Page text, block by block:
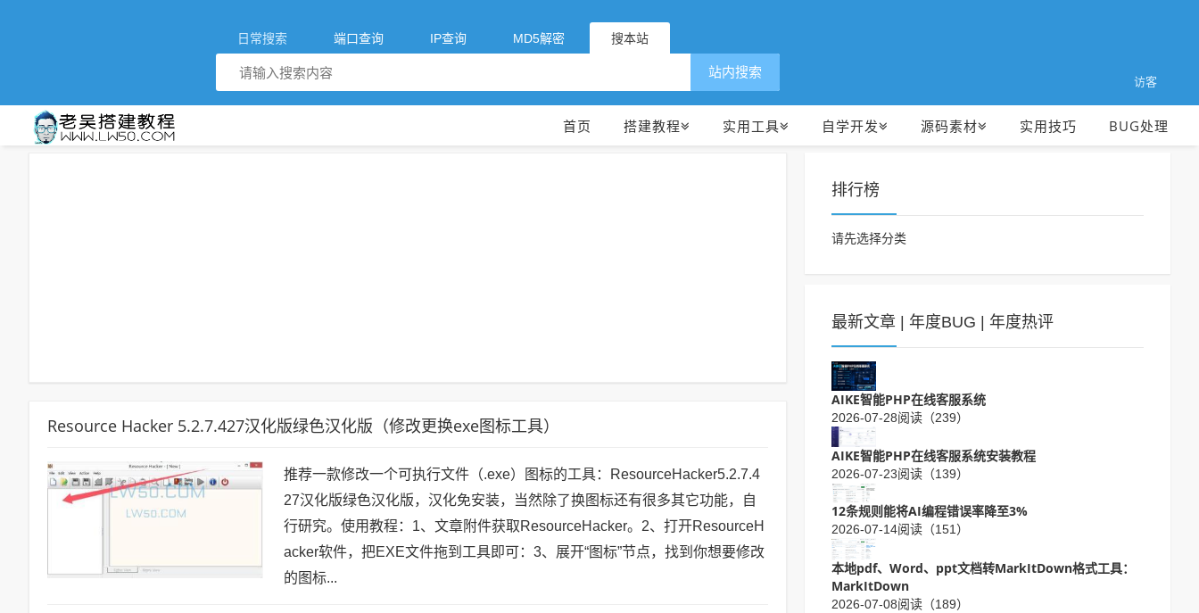
日常搜索 端口查询 IP查询 MD5解密 搜本站
访客
站内搜索
首页 搭建教程 实用工具 自学开发 源码素材 实用技巧 BUG处理
Resource Hacker 5.2.7.427汉化版绿色汉化版（修改更换exe图标工具）
推荐一款修改一个可执行文件（.exe）图标的工具：ResourceHacker5.2.7.4
27汉化版绿色汉化版，汉化免安装，当然除了换图标还有很多其它功能，自
行研究。使用教程：1、文章附件获取ResourceHacker。2、打开ResourceH
acker软件，把EXE文件拖到工具即可：3、展开“图标”节点，找到你想要修改
的图标...
排行榜
请先选择分类
最新文章 年度BUG 年度热评
AIKE智能PHP在线客服系统
2026-07-28阅读（239）
AIKE智能PHP在线客服系统安装教程
2026-07-23阅读（139）
12条规则能将AI编程错误率降至3%
2026-07-14阅读（151）
本地pdf、Word、ppt文档转MarkItDown格式工具：
MarkItDown
2026-07-08阅读（189）